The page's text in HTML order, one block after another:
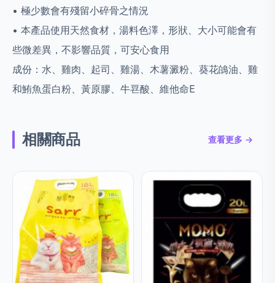
• 極少數會有殘留小碎骨之情況
• 本產品使用天然食材，湯料色澤，形狀、大小可能會有
些微差異，不影響品質，可安心食用
成份：水、雞肉、起司、雞湯、木薯澱粉、葵花䳆油、雞
和鮪魚蛋白粉、黃原膠、牛䜳酸、維他命E
相關商品 查看更多 →